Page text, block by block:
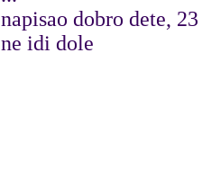
napisao dobro dete,
ne idi dole